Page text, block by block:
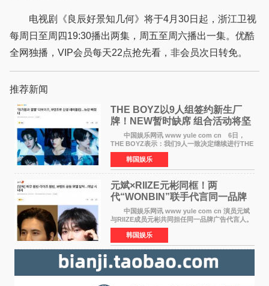
电视剧《良辰好景知几何》将于4月30日起，浙江卫视
每周日至周四19:30播出两集，周五至周六播出一集。优酷
全网独播，VIP会员每天22点抢先看，非会员次日转免。
推荐新闻
THE BOYZ以9人组签约新生厂
牌！NEW暂时缺席 组合活动将坚
定不移继续
中国娱乐网讯 www yule com cn 6日，
THE BOYZ表示：我们9人一致决定继续进行THE
BOYZ组合活动，并且已经完成了组合团体活动
签约。目前正在新生厂牌下进行活动准备。尚未
离开THE BOYZ原所
韩国娱乐
元斌×RIIZE元彬同框！两
代“WONBIN”联手代言同一品牌
颜值天花板合体
中国娱乐网讯 www yule com cn 演员元斌
与RIIZE成员元彬共同担任同一品牌广告代言人。
6日据独家报道，继演员元斌之后，RIIZE元彬最
近也被选为某在线中介平台A公司的共同广告代言
人，两人将作
韩国娱乐